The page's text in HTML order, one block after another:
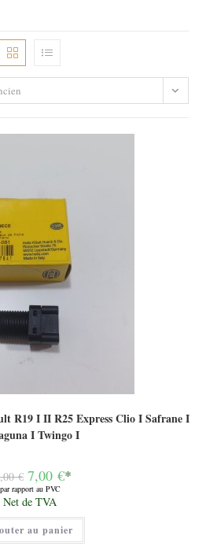
R19 I II R25 Express Clio I Safrane I
I Twingo I
€ Le
prix
initial
était :
10,00 €.
7,00 €*
par rapport au PVC
Le
prix
actuel
est :
7,00 €.
Net de TVA
au panier